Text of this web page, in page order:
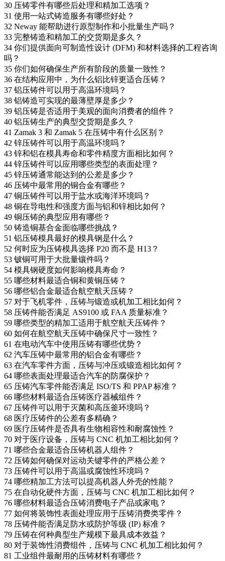
30 压铸零件有哪些后处理和精加工选项？
31 使用一站式铸造服务有哪些好处？
32 Neway 能帮助进行原型制作和小批量生产吗？
33 完整铸造和精加工的交货期是多久？
34 你们提供面向可制造性设计 (DFM) 和材料选择的工程咨询
吗？
35 你们如何确保生产所有阶段的质量一致性？
36 在结构应用中，为什么铝比锌更适合压铸？
37 铝压铸件可以用于高温环境吗？
38 铝铸造可实现的最薄壁厚是多少？
39 铝压铸是否适用于美观的面向消费者的组件？
40 铝压铸生产的典型交货期是多久？
41 Zamak 3 和 Zamak 5 在压铸中有什么区别？
42 锌压铸件可以用于高温环境吗？
43 锌和铝在模具寿命和零件精度方面相比如何？
44 锌压铸件可以应用哪些类型的表面处理？
45 锌压铸通常能达到的公差是多少？
46 压铸中最常用的铜合金有哪些？
47 铜压铸件可以用于盐水或海洋环境吗？
48 铜在导电性和强度方面与铝和锌相比如何？
49 铜压铸的典型应用有哪些？
50 铸造铜基合金面临哪些挑战？
51 铝压铸模具最好的模具钢是什么？
52 何时应为压铸模具选择 P20 而不是 H13？
53 铍铜可用于大批量镶件吗？
54 模具钢硬度如何影响模具寿命？
55 哪些材料最适合铜和黄铜压铸？
56 哪些铝合金最适合航空航天压铸？
57 对于飞机零件，压铸与锻造或机加工相比如何？
58 压铸件能否满足 AS9100 或 FAA 质量标准？
59 哪些类型的精加工适用于航空航天压铸件？
60 如何在航空航天压铸中确保尺寸一致性？
61 在电动汽车中使用压铸有哪些优势？
62 汽车压铸中最常用的铝合金有哪些？
63 在汽车零件方面，压铸与冲压或锻造相比如何？
64 哪些表面处理最适合汽车的防腐保护？
65 压铸汽车零件能否满足 ISO/TS 和 PPAP 标准？
66 哪些材料最适合压铸医疗器械组件？
67 压铸件可以用于灭菌和高压釜环境吗？
68 医疗压铸件的公差有多精确？
69 医疗压铸件是否具有生物相容性和耐腐蚀性？
70 对于医疗设备，压铸与 CNC 机加工相比如何？
71 哪些合金最适合压铸机器人组件？
72 压铸如何确保对运动关键零件的严格公差？
73 压铸件可以用于高温或腐蚀性环境吗？
74 哪些精加工方法可以提高机器人外壳的性能？
75 在自动化硬件方面，压铸与 CNC 机加工相比如何？
76 哪些材料最适合压铸消费电子产品或家电？
77 如何将装饰性表面处理应用于压铸消费类零件？
78 压铸件能否满足防水或防护等级 (IP) 标准？
79 压铸在何种典型生产规模下最具成本效益？
80 对于装饰性消费组件，压铸与 CNC 机加工相比如何？
81 工业组件最耐用的压铸材料有哪些？